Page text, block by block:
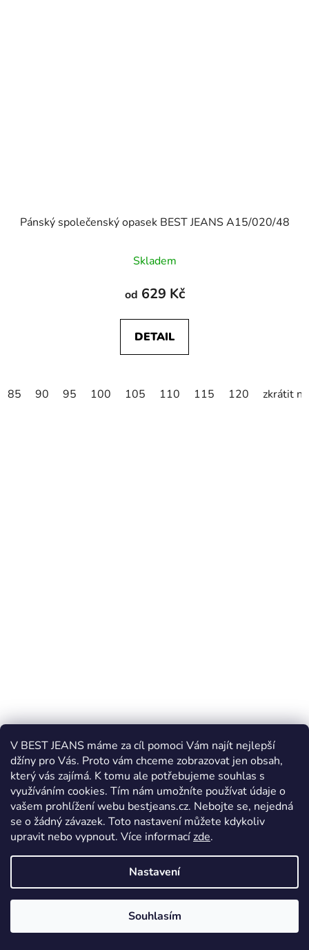
V BEST JEANS máme za cíl pomoci Vám najít nejlepší
džíny pro Vás. Proto vám chceme zobrazovat jen obsah,
který vás zajímá. K tomu ale potřebujeme souhlas s
využíváním cookies. Tím nám umožníte používat údaje o
vašem prohlížení webu bestjeans.cz. Nebojte se, nejedná
se o žádný závazek. Toto nastavení můžete kdykoliv
upravit nebo vypnout. Více informacízde.
Nastavení
Souhlasím
Pánský společenský opasek BEST JEANS A15/020/48
Skladem
od 629 Kč
DETAIL
85 90 95 100 105 110 115 120 zkrátit
Pánský společenský opasek BEST JEANS 22/020/60
Skladem
od649 Kč